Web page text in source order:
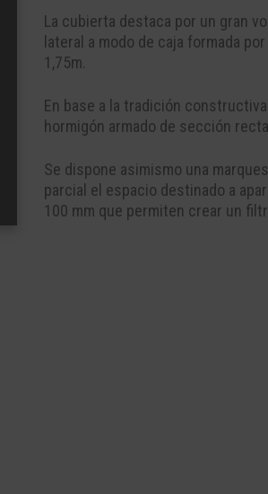
La cubierta destaca por un gran
lateral a modo de caja formada
1,75m.
En base a la tradición
hormigón armado de sección
Se dispone asimismo una
parcial el espacio destinado a
100 mm que permiten crear un